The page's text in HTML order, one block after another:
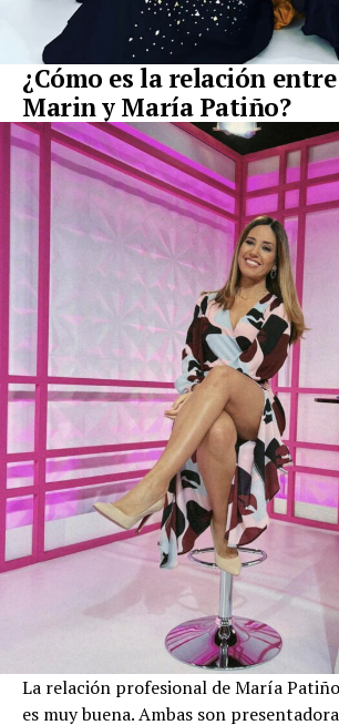
¿Cómo es la relación
Marin y María Patiño?
La relación profesional de María
es muy buena. Ambas son